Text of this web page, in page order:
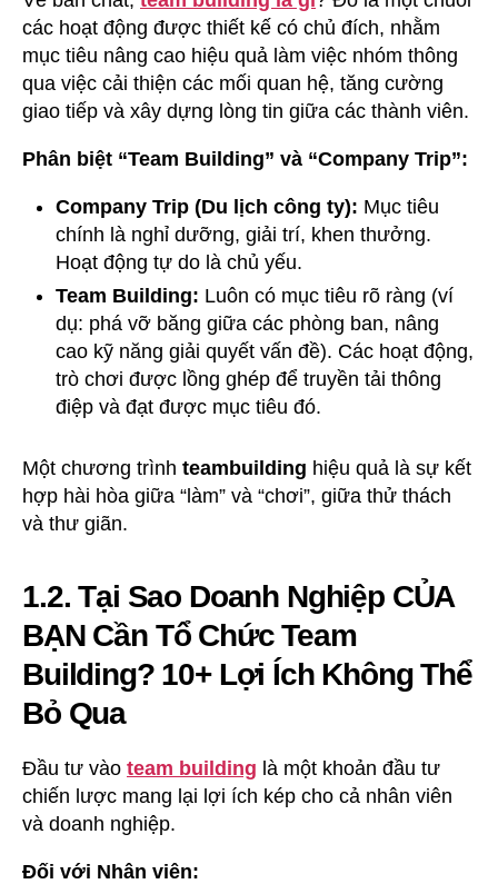
các hoạt động được thiết kế có chủ đích, nhằm
mục tiêu nâng cao hiệu quả làm việc nhóm thông
qua việc cải thiện các mối quan hệ, tăng cường
giao tiếp và xây dựng lòng tin giữa các thành viên.
Phân biệt “Team Building” và “Company Trip”:
Company Trip (Du lịch công ty): Mục tiêu
chính là nghỉ dưỡng, giải trí, khen thưởng.
Hoạt động tự do là chủ yếu.
Team Building: Luôn có mục tiêu rõ ràng (ví
dụ: phá vỡ băng giữa các phòng ban, nâng
cao kỹ năng giải quyết vấn đề). Các hoạt động,
trò chơi được lồng ghép để truyền tải thông
điệp và đạt được mục tiêu đó.
Một chương trình teambuilding hiệu quả là sự kết
hợp hài hòa giữa “làm” và “chơi”, giữa thử thách
và thư giãn.
1.2. Tại Sao Doanh Nghiệp CỦA
BẠN Cần Tổ Chức Team
Building? 10+ Lợi Ích Không Thể
Bỏ Qua
Đầu tư vào team building là một khoản đầu tư
chiến lược mang lại lợi ích kép cho cả nhân viên
và doanh nghiệp.
Đối với Nhân viên: